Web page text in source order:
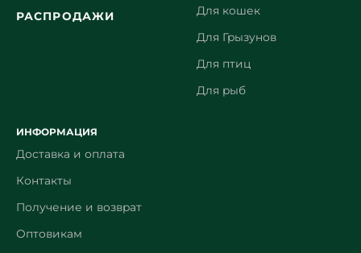
РАСПРОДАЖИ Для кошек
Для Грызунов
Для птиц
Для рыб
ИНФОРМАЦИЯ
Доставка и оплата
Контакты
Получение и возврат
Оптовикам